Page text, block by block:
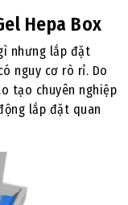
Hepa Box
nhưng lắp đặt
nguy cơ rò rỉ. Do
tạo chuyên nghiệp
lắp đặt quan